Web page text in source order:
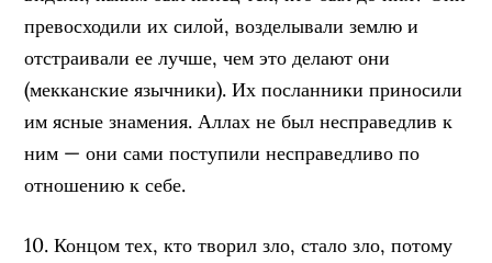
превосходили их силой, возделывали землю и
отстраивали ее лучше, чем это делают они
(мекканские язычники). Их посланники приносили
им ясные знамения. Аллах не был несправедлив к
ним — они сами поступили несправедливо по
отношению к себе.
10. Концом тех, кто творил зло, стало зло, потому